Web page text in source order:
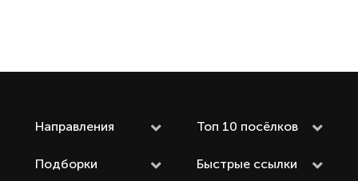
Направления Топ 10 посёлков
Подборки Быстрые ссылки